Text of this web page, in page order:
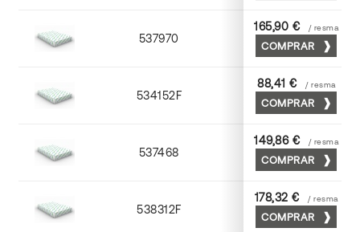
537970 70 x 100
165,90 € / resma
COMPRAR
534152F 52 x 70
88,41 € / resma
COMPRAR
537468 65 x 90
149,86 € / resma
COMPRAR
538312F 72 x 102
178,32 € / resma
COMPRAR